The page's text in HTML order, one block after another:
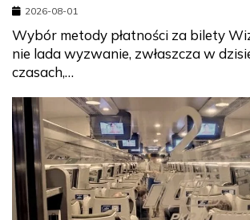
2026-08-01
Wybór metody płatności za bilety
nie lada wyzwanie, zwłaszcza w
czasach,…